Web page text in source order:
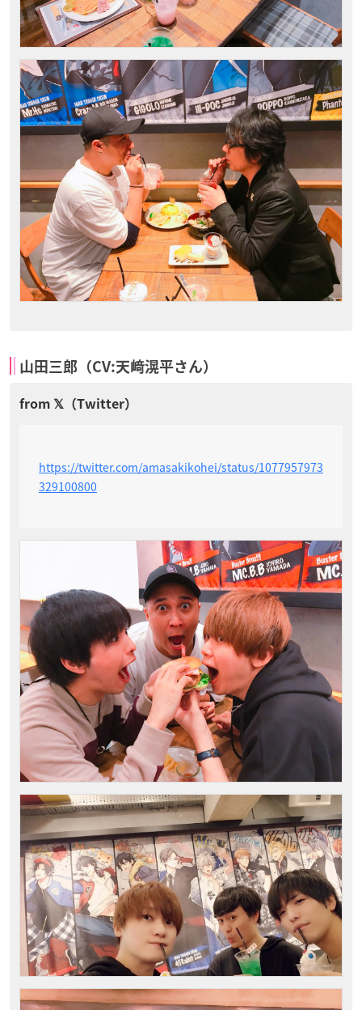
山田三郎（CV:天﨑滉平さん）
https://twitter.com/amasakikohei/status/1077957973
329100800